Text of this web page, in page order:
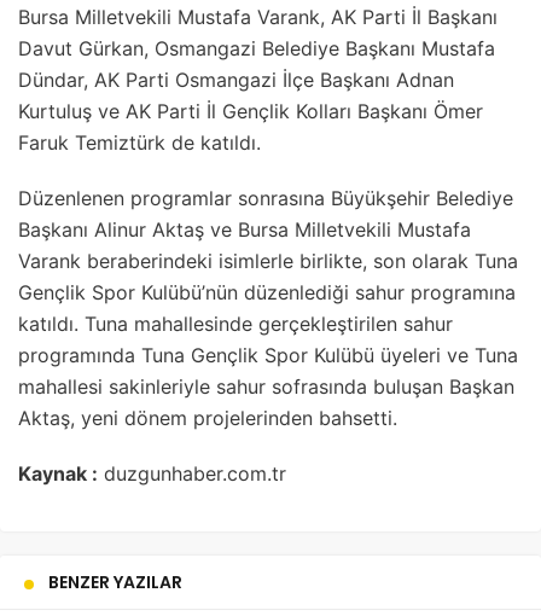
Bursa Milletvekili Mustafa Varank, AK Parti İl Başkanı
Davut Gürkan, Osmangazi Belediye Başkanı Mustafa
Dündar, AK Parti Osmangazi İlçe Başkanı Adnan
Kurtuluş ve AK Parti İl Gençlik Kolları Başkanı Ömer
Faruk Temiztürk de katıldı.
Düzenlenen programlar sonrasına Büyükşehir Belediye
Başkanı Alinur Aktaş ve Bursa Milletvekili Mustafa
Varank beraberindeki isimlerle birlikte, son olarak Tuna
Gençlik Spor Kulübü’nün düzenlediği sahur programına
katıldı. Tuna mahallesinde gerçekleştirilen sahur
programında Tuna Gençlik Spor Kulübü üyeleri ve Tuna
mahallesi sakinleriyle sahur sofrasında buluşan Başkan
Aktaş, yeni dönem projelerinden bahsetti.
Kaynak : duzgunhaber.com.tr
BENZER YAZILAR